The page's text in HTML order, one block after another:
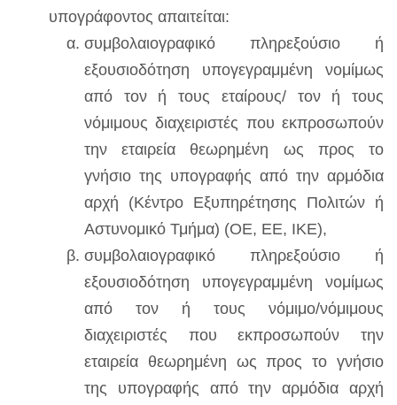
υπογράφοντος απαιτείται:
συμβολαιογραφικό πληρεξούσιο ή
εξουσιοδότηση υπογεγραμμένη νομίμως
από τον ή τους εταίρους/ τον ή τους
νόμιμους διαχειριστές που εκπροσωπούν
την εταιρεία θεωρημένη ως προς το
γνήσιο της υπογραφής από την αρμόδια
αρχή (Κέντρο Εξυπηρέτησης Πολιτών ή
Αστυνομικό Τμήμα) (ΟΕ, ΕΕ, IKE),
συμβολαιογραφικό πληρεξούσιο ή
εξουσιοδότηση υπογεγραμμένη νομίμως
από τον ή τους νόμιμο/νόμιμους
διαχειριστές που εκπροσωπούν την
εταιρεία θεωρημένη ως προς το γνήσιο
της υπογραφής από την αρμόδια αρχή